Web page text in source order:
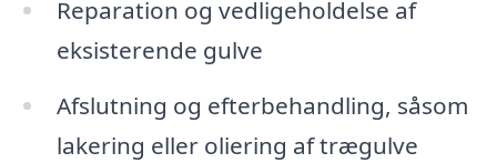
Reparation og vedligeholdelse af
eksisterende gulve
Afslutning og efterbehandling, såsom
lakering eller oliering af trægulve